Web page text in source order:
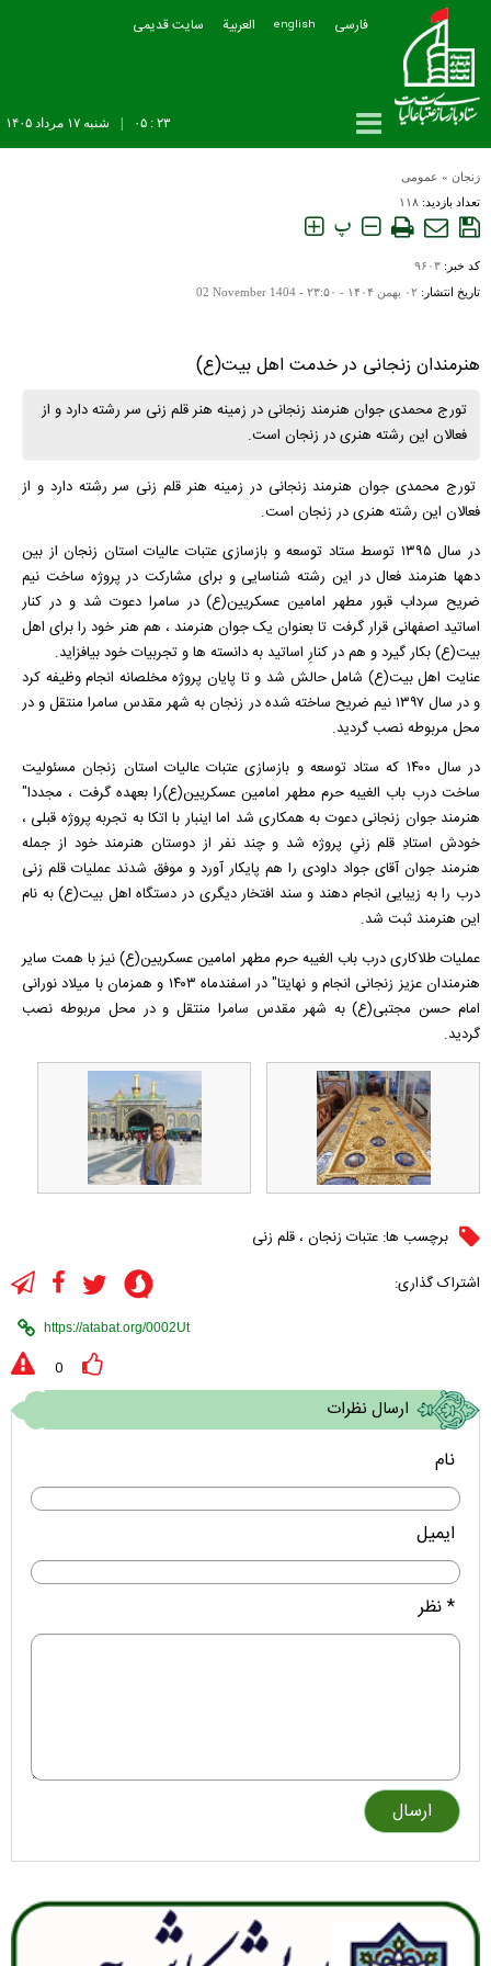
فارسی english العربیة سایت قدیمی
شنبه ۱۷ مرداد ۱۴۰۵ ۲۳ : ۰۵
زنجان » عمومی
تعداد بازدید: ۱۱۸
پ
کد خبر: ۹۶۰۳
تاریخ انتشار: ۰۲ بهمن ۱۴۰۴ - ۲۳:۵۰ - 02 November 1404
هنرمندان زنجانی در خدمت اهل بیت(ع)
تورج محمدی جوان هنرمند زنجانی در زمینه هنر قلم زنی سر رشته دارد و از
فعالان این رشته هنری در زنجان است.
تورج محمدی جوان هنرمند زنجانی در زمینه هنر قلم زنی سر رشته دارد و از
فعالان این رشته هنری در زنجان است.
در سال ۱۳۹۵ توسط ستاد توسعه و بازسازی عتبات عالیات استان زنجان از بین
دهها هنرمند فعال در این رشته شناسایی و برای مشارکت در پروژه ساخت نیم
ضریح سرداب قبور مطهر امامین عسکریین(ع) در سامرا دعوت شد و در کنار
اساتید اصفهانی قرار گرفت تا بعنوان یک جوان هنرمند ، هم هنر خود را برای اهل
بیت(ع) بکار گیرد و هم در کنارِ اساتید به دانسته ها و تجربیات خود بیافزاید.
عنایت اهل بیت(ع) شامل حالش شد و تا پایان پروژه مخلصانه انجام وظیفه کرد
و در سال ۱۳۹۷ نیم ضریح ساخته شده در زنجان به شهر مقدس سامرا منتقل و در
محل مربوطه نصب گردید.
در سال ۱۴۰۰ که ستاد توسعه و بازسازی عتبات عالیات استان زنجان مسئولیت
ساخت درب باب الغیبه حرم مطهر امامین عسکریین(ع)را بعهده گرفت ، مجددا"
هنرمند جوان زنجانی دعوت به همکاری شد اما اینبار با اتکا به تجربه پروژه قبلی ،
خودش استادِ قلم زنیِ پروژه شد و چند نفر از دوستان هنرمند خود از جمله
هنرمند جوان آقای جواد داودی را هم پایکار آورد و موفق شدند عملیات قلم زنی
درب را به زیبایی انجام دهند و سند افتخار دیگری در دستگاه اهل بیت(ع) به نام
این هنرمند ثبت شد.
عملیات طلاکاری درب باب الغیبه حرم مطهر امامین عسکریین(ع) نیز با همت سایر
هنرمندان عزیز زنجانی انجام و نهایتا" در اسفندماه ۱۴۰۳ و همزمان با میلاد نورانی
امام حسن مجتبی(ع) به شهر مقدس سامرا منتقل و در محل مربوطه نصب
گردید.
برچسب ها: عتبات زنجان ، قلم زنی
اشتراک گذاری:
0
ارسال نظرات
نام
ایمیل
* نظر